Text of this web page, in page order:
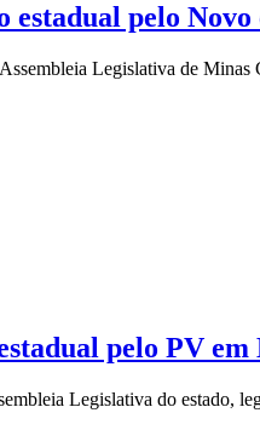
estadual pelo
Legislativa de Minas
pelo PV
Legislativa do estado,